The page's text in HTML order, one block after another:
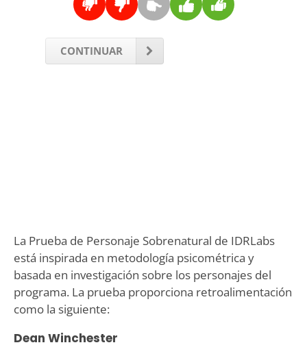
CONTINUAR
La Prueba de Personaje Sobrenatural de IDRLabs
está inspirada en metodología psicométrica y
basada en investigación sobre los personajes del
programa. La prueba proporciona retroalimentación
como la siguiente:
Dean Winchester